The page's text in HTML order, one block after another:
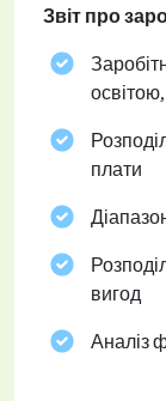
Звіт про
плати
вигод
Аналіз